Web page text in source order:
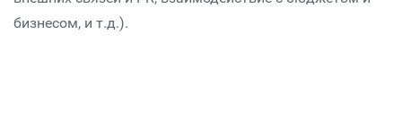
бизнесом, и т.д.).